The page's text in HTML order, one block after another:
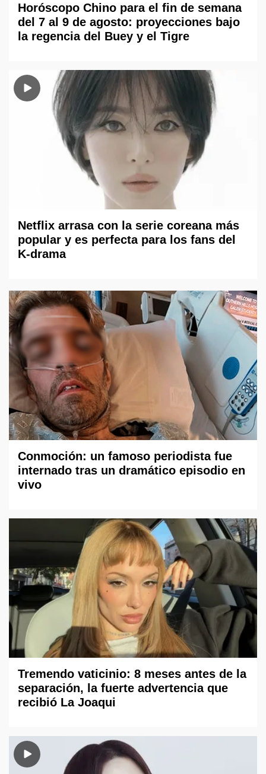
Horóscopo Chino para el fin de semana
del 7 al 9 de agosto: proyecciones bajo
la regencia del Buey y el Tigre
Netflix arrasa con la serie coreana más
popular y es perfecta para los fans del
K-drama
Conmoción: un famoso periodista fue
internado tras un dramático episodio en
vivo
Tremendo vaticinio: 8 meses antes de la
separación, la fuerte advertencia que
recibió La Joaqui